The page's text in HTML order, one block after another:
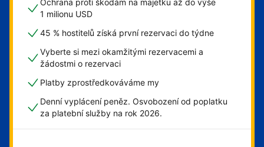
Ochrana proti škodám na majetku až do výše
1 milionu USD
45 % hostitelů získá první rezervaci do týdne
Vyberte si mezi okamžitými rezervacemi a
žádostmi o rezervaci
Platby zprostředkováváme my
Denní vyplácení peněz. Osvobození od poplatku
za platební služby na rok 2026.